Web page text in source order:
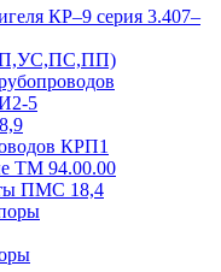
КР–9 серия 3.407–
5
КРП1
ТМ 94.00.00
ПМС 18,4